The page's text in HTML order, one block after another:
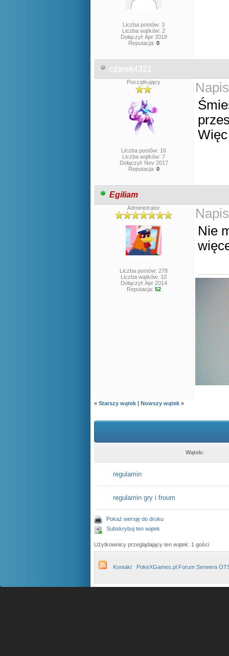
Liczba postów: 3
Liczba wątków: 2
Dołączył: Apr 2018
Reputacja: 0
czarek4321
Początkujący
Liczba postów: 16
Liczba wątków: 7
Dołączył: Nov 2017
Reputacja: 0
Egiliam
Administrator
Liczba postów: 278
Liczba wątków: 10
Dołączył: Apr 2014
Reputacja: 52
Nie
« Starszy wątek | Nowszy wątek »
Wątek:
regulamin
regulamin gry i froum
Pokaż wersję do druku
Subskrybuj ten wątek
Użytkownicy przeglądający ten wątek: 1 gości
Kontakt PokeXGames.pl Forum Serwera